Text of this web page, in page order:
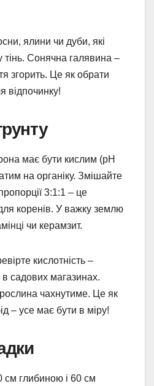
ялини чи дуби, які
Сонячна галявина –
згорить. Це як обрати
відпочинку!
має бути кислим (pH
на органіку. Змішайте
3:1:1 – це
коренів. У важку землю
чи керамзит.
кислотність –
в садових магазинах.
чахнутиме. Це як
– усе має бути в міру!
см глибиною і 60 см